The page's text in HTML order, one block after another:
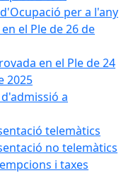
per a l'any
el Ple de 26 de
en el Ple de 24
2025
a
telemàtics
no telemàtics
i taxes